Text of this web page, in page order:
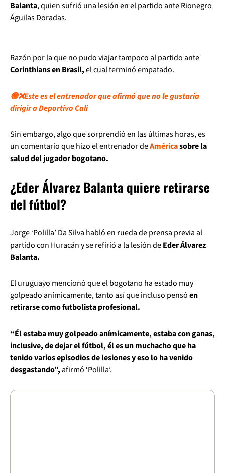
Balanta, quien sufrió una lesión en el partido ante Rionegro
Águilas Doradas.
Razón por la que no pudo viajar tampoco al partido ante
Corinthians en Brasil,el cual terminó empatado.
🟢❌Este es el entrenador que afirmó que no le gustaría
dirigir a Deportivo Cali
Sin embargo, algo que sorprendió en las últimas horas, es
un comentario que hizo el entrenador deAméricasobre la
salud del jugador bogotano.
¿Eder Álvarez Balanta quiere retirarse
del fútbol?
Jorge ‘Polilla’ Da Silva habló en rueda de prensa previa al
partido con Huracán y se refirió a la lesión deEder Álvarez
Balanta.
El uruguayo mencionó que el bogotano ha estado muy
golpeado anímicamente, tanto así que incluso pensóen
retirarse como futbolista profesional.
“Él estaba muy golpeado anímicamente, estaba con ganas,
inclusive, de dejar el fútbol, él es un muchacho que ha
tenido varios episodios de lesiones y eso lo ha venido
desgastando”,afirmó ‘Polilla’.